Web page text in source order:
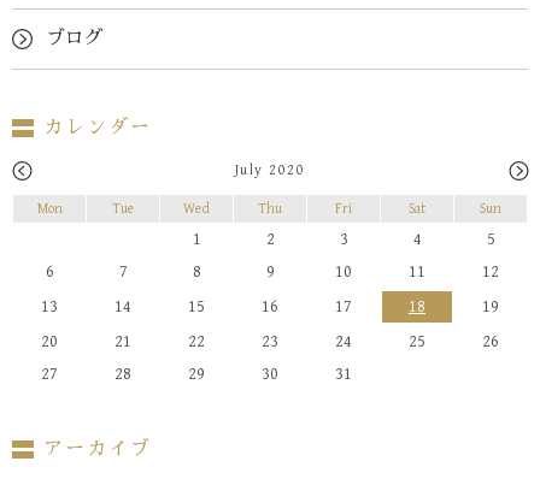
ブログ
カレンダー
July 2020
Mon Tue Wed Thu Fri Sat Sun
1 2 3 4
5
6
7 8 9 10 11
12
13
14 15 16 17 18
19
20
21 22 23 24 25
26
27
28 29 30 31
アーカイブ